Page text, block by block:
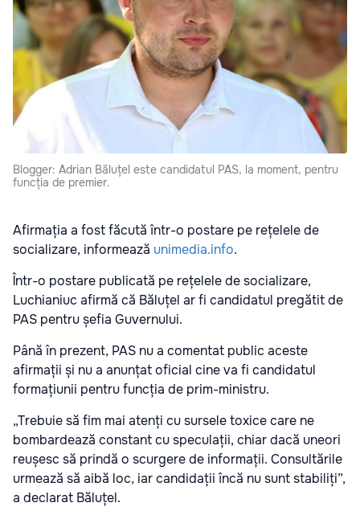
Blogger: Adrian Băluțel este candidatul PAS, la moment, pentru
funcția de premier.
Afirmația a fost făcută într-o postare pe rețelele de
socializare, informează unimedia.info.
Într-o postare publicată pe rețelele de socializare,
Luchianiuc afirmă că Băluțel ar fi candidatul pregătit de
PAS pentru șefia Guvernului.
Până în prezent, PAS nu a comentat public aceste
afirmații și nu a anunțat oficial cine va fi candidatul
formațiunii pentru funcția de prim-ministru.
„Trebuie să fim mai atenți cu sursele toxice care ne
bombardează constant cu speculații, chiar dacă uneori
reușesc să prindă o scurgere de informații. Consultările
urmează să aibă loc, iar candidații încă nu sunt stabiliți”,
a declarat Băluțel.